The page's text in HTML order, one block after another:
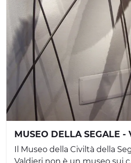
MUSEO DELLA SEGALE -
Il Museo della Civiltà della